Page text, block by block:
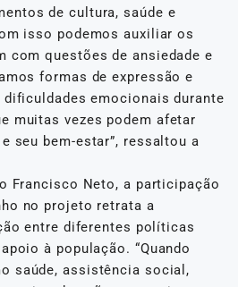
de cultura, saúde e
isso podemos auxiliar os
com questões de ansiedade e
formas de expressão e
emocionais durante
muitas vezes podem afetar
seu bem-estar”, ressaltou a
Francisco Neto, a participação
no projeto retrata a
entre diferentes políticas
à população. “Quando
saúde, assistência social,